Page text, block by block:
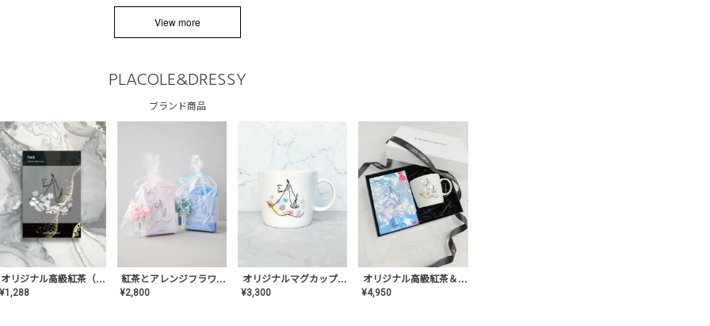
View more
PLACOLE&DRESSY
ブランド商品
オリジナル高級紅茶（TIME/タイム）【ギフト/プチギフト/プレゼント/内祝い/結婚式/オリジナル配合/高品質/ハーブティー/茶葉/記念日/お返し/手土産/美容/おしゃれ】
¥1,288
紅茶とアレンジフラワーのセット
¥2,800
オリジナルマグカップ【AT-TW-03】ギフトセット有/プレゼント/内祝い/結婚式/ペア/食器/テーブルウェア/記念日/お返し/特別/高級/おしゃれ
¥3,300
オリジナル高級紅茶＆マグカップ ギフト【AT-GF-02】ギフトセット/プレゼント/内祝い/結婚式/ハーブティー/高品質/マグカップ/食器/記念日/お返し/手土産/美容/おしゃれ
¥4,950